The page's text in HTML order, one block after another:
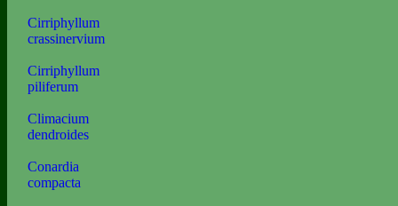
Cirriphyllum
crassinervium
Cirriphyllum
piliferum
Climacium
dendroides
Conardia
compacta